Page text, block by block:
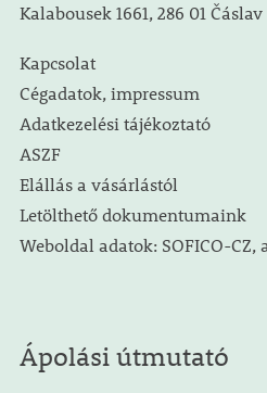
Kalabousek 1661, 286 01 Čáslav
Kapcsolat
Cégadatok, impressum
Adatkezelési tájékoztató
ASZF
Elállás a vásárlástól
Letölthető dokumentumaink
Weboldal adatok: SOFICO-CZ,
Ápolási útmutató